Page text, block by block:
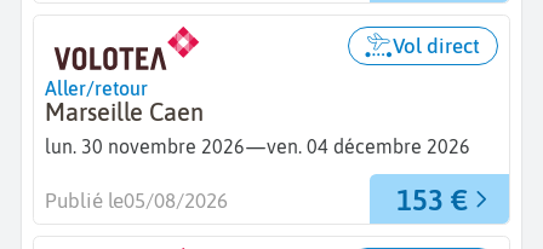
Aller/retour
Marseille Caen
lun. 30 novembre 2026—ven. 04 décembre 2026
Vol direct
153 €
Publié le05/08/2026